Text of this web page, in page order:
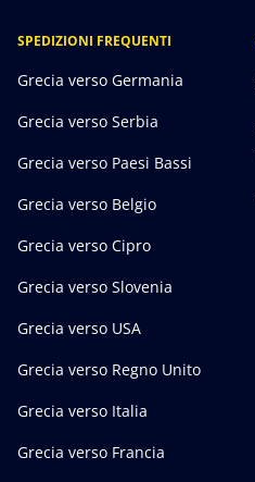
SPEDIZIONI FREQUENTI
Grecia verso Germania
Grecia verso Serbia
Grecia verso Paesi Bassi
Grecia verso Belgio
Grecia verso Cipro
Grecia verso Slovenia
Grecia verso USA
Grecia verso Regno Unito
Grecia verso Italia
Grecia verso Francia